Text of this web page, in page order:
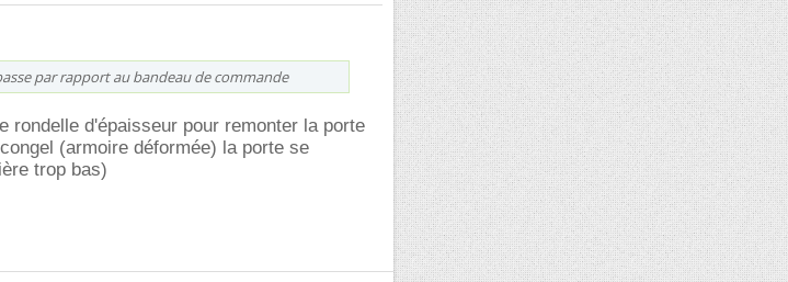
par rapport au bandeau de commande
rondelle d'épaisseur pour remonter la porte
(armoire déformée) la porte se
trop bas)